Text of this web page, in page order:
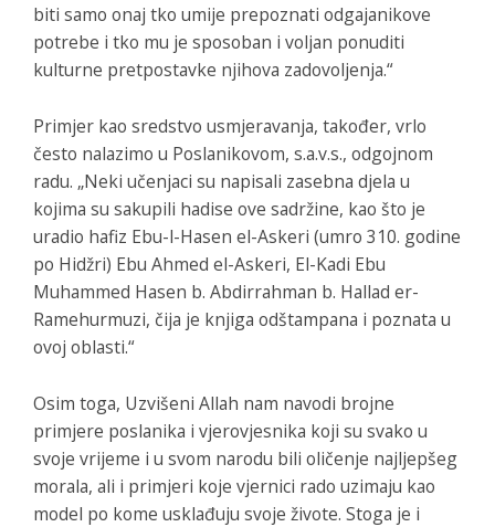
biti samo onaj tko umije prepoznati odgajanikove
potrebe i tko mu je sposoban i voljan ponuditi
kulturne pretpostavke njihova zadovoljenja.“
Primjer kao sredstvo usmjeravanja, također, vrlo
često nalazimo u Poslanikovom, s.a.v.s., odgojnom
radu. „Neki učenjaci su napisali zasebna djela u
kojima su sakupili hadise ove sadržine, kao što je
uradio hafiz Ebu-l-Hasen el-Askeri (umro 310. godine
po Hidžri) Ebu Ahmed el-Askeri, El-Kadi Ebu
Muhammed Hasen b. Abdirrahman b. Hallad er-
Ramehurmuzi, čija je knjiga odštampana i poznata u
ovoj oblasti.“
Osim toga, Uzvišeni Allah nam navodi brojne
primjere poslanika i vjerovjesnika koji su svako u
svoje vrijeme i u svom narodu bili oličenje najljepšeg
morala, ali i primjeri koje vjernici rado uzimaju kao
model po kome usklađuju svoje živote. Stoga je i